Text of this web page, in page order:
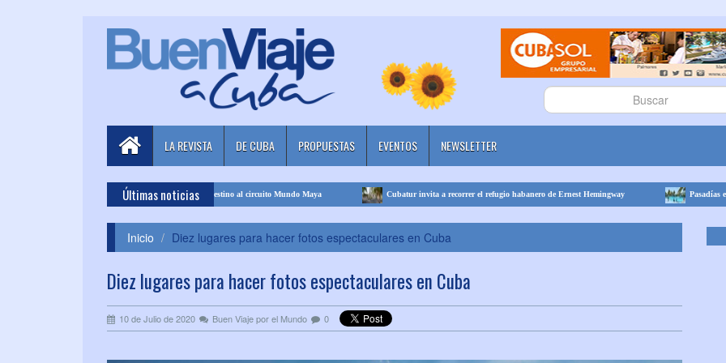
LA REVISTA DE CUBA PROPUESTAS EVENTOS NEWSLETTER
Últimas noticias
con programa multidestino al circuito Mundo Maya Cubatur invita a recorrer el refugio habanero de Ernest Hemingway Pasadías en Faro Luna y Rancho Luna:
Inicio Diez lugares para hacer fotos espectaculares en Cuba
Diez lugares para hacer fotos espectaculares en Cuba
10 de Julio de 2020 Buen Viaje por el Mundo 0